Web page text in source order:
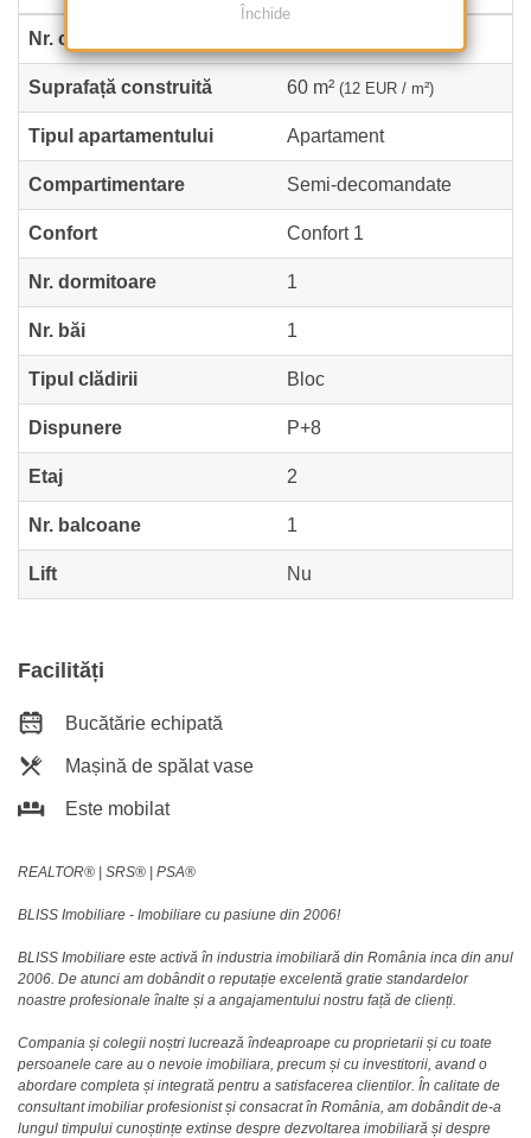
Închide
Nr. camere
Suprafață construită 60 m² (12 EUR / m²)
Tipul apartamentului Apartament
Compartimentare Semi-decomandate
Confort Confort 1
Nr. dormitoare 1
Nr. băi 1
Tipul clădirii Bloc
Dispunere P+8
Etaj 2
Nr. balcoane 1
Lift Nu
Facilități
Bucătărie echipată
Mașină de spălat vase
Este mobilat
REALTOR®️ | SRS®️ | PSA®️
BLISS Imobiliare - Imobiliare cu pasiune din 2006!
BLISS Imobiliare este activă în industria imobiliară din România inca din anul
2006. De atunci am dobândit o reputație excelentă gratie standardelor
noastre profesionale înalte și a angajamentului nostru față de clienți.
Compania și colegii noștri lucrează îndeaproape cu proprietarii și cu toate
persoanele care au o nevoie imobiliara, precum și cu investitorii, avand o
abordare completa și integrată pentru a satisfacerea clientilor. În calitate de
consultant imobiliar profesionist și consacrat în România, am dobândit de-a
lungul timpului cunoștințe extinse despre dezvoltarea imobiliară și despre